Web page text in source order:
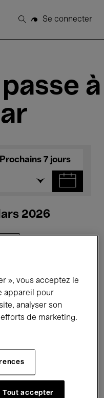
Rechercher
Se connecter
à
Prochains 7 jours
2026
Concerts
Performances
Music
», vous acceptez le
appareil pour
analyser son
de marketing.
Tout accepter